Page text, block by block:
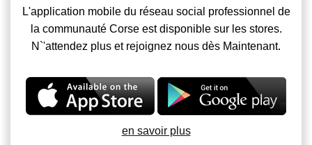
L'application mobile du réseau social professionnel de
la communauté Corse est disponible sur les stores.
N`'attendez plus et rejoignez nous dès Maintenant.
en savoir plus